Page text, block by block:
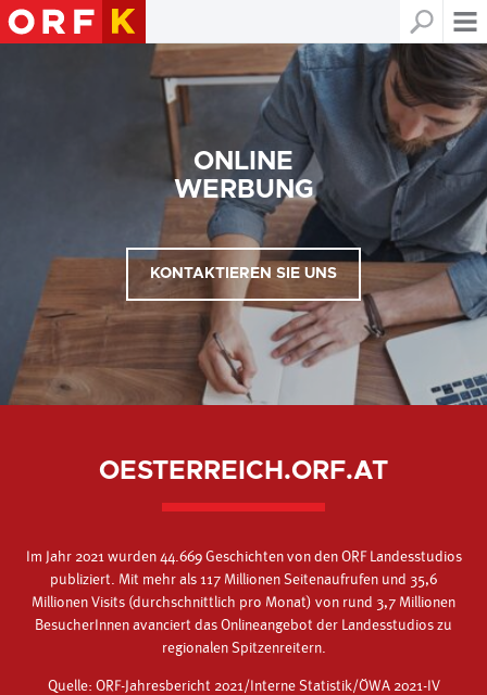
ONLINE
WERBUNG
KONTAKTIEREN SIE UNS
OESTERREICH.ORF.AT
Im Jahr 2021 wurden 44.669 Geschichten von den ORF Landesstudios
publiziert. Mit mehr als 117 Millionen Seitenaufrufen und 35,6
Millionen Visits (durchschnittlich pro Monat) von rund 3,7 Millionen
BesucherInnen avanciert das Onlineangebot der Landesstudios zu
regionalen Spitzenreitern.
Quelle: ORF-Jahresbericht 2021/Interne Statistik/ÖWA 2021-IV